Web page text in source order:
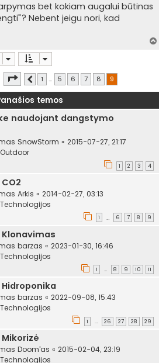
bet kokiam augalui būtinas
Nebent jeigu nori, kad
Puslapis iš9
Ankstesnis
1 … 5 6 7 8 9
temos
naudojant dangstymo
SnowStorm « 2015-07-27, 21:17
Outdoor
1 2 3 4
Arkis « 2014-02-27, 03:13
Technologijos
1 … 6 7 8 9
barzas « 2023-01-30, 16:46
Technologijos
1 … 8 9 10 11
barzas « 2022-09-08, 15:43
Technologijos
1 … 26 27 28 29
Doom'as « 2015-02-04, 23:19
Technologijos